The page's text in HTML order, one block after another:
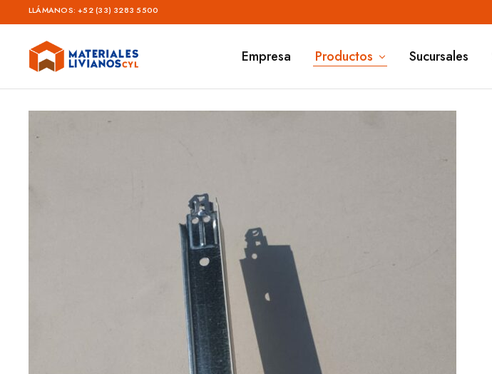
LLÁMANOS: +52 (33) 3283 5500
Materiales
Livianos
CYL
Empresa Productos Sucursales